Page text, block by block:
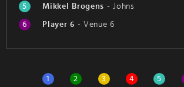
5
Mikkel Brogens -Johns
6
Player 6 - Venue 6
1 2 3 4 5